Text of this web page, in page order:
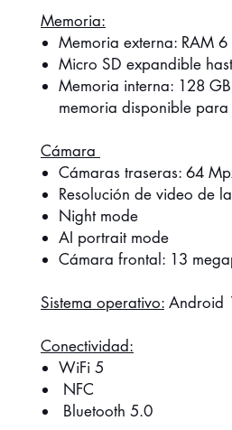
Memoria:
Memoria externa: RAM 6
Micro SD expandible
Memoria interna: 128
memoria disponible para
Cámara
Cámaras traseras: 64
Resolución de video de
Night mode
AI portrait mode
Cámara frontal: 13
Sistema operativo: Android
Conectividad:
WiFi 5
NFC
Bluetooth 5.0